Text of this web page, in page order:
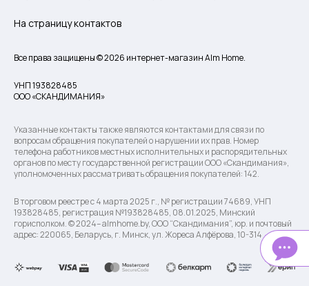
На страницу контактов
Все права защищены © 2026 интернет-магазин Alm Home.
УНП 193828485
ООО «СКАНДИМАНИЯ»
Указанные контакты также являются контактами для связи по
вопросам обращения покупателей о нарушении их прав. Номер
телефона работников местных исполнительных и распорядительных
органов по месту государственной регистрации ООО «Скандимания»,
уполномоченных рассматривать обращения покупателей: 142.
В торговом реестре с 4 марта 2025 г., № регистрации 74689, УНП
193828485, регистрация №193828485, 08.01.2025, Минский
горисполком. © 2024– almhome.by, ООО “Скандимания”, юр. и почтовый
адрес: 220065, Беларусь, г. Минск, ул. Жореса Алфёрова, 10-314